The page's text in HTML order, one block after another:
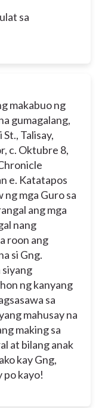
sa
makabuo ng
gumagalang,
Talisay,
c. Oktubre 8,
e. Katatapos
ng mga Guro sa
ang mga
nang
roon ang
si Gng.
siyang
ng kanyang
sa
mahusay na
making sa
at bilang anak
kay Gng,
po kayo!